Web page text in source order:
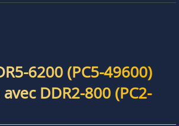
6200 (PC5-49600)
DDR2-800 (PC2-